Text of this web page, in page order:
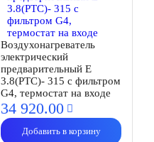
Воздухонагреватель
электрический
предварительный E
3.8(PTC)- 315 с фильтром
G4, термостат на входе
34 920.00
Добавить в корзину